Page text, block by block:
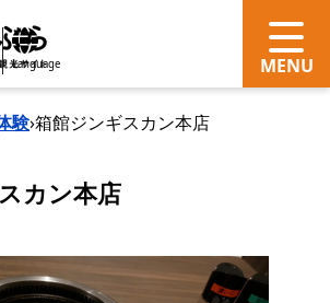
Language
験›箱館ジンギスカン本店
カン本店